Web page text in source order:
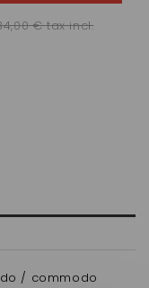
€ tax incl.
/ commodo